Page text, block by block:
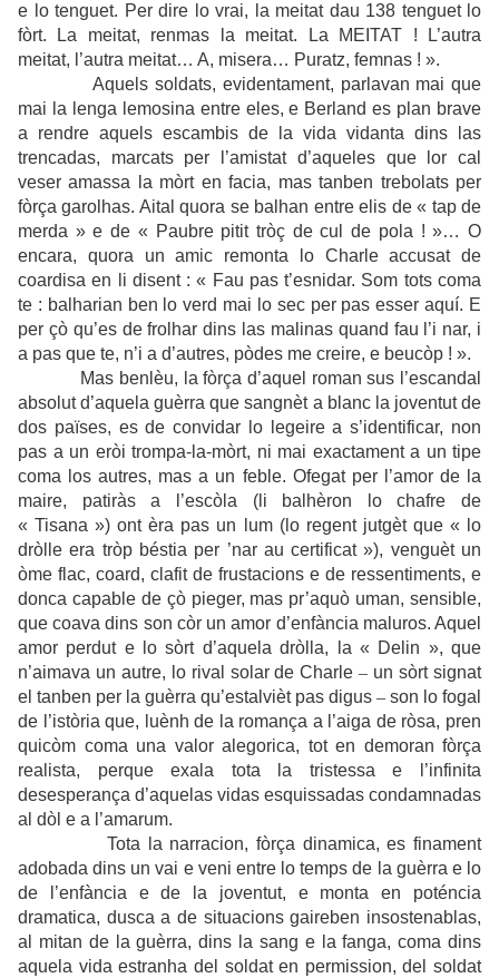
e lo tenguet. Per dire lo vrai, la meitat dau 138 tenguet lo
fòrt. La meitat, renmas la meitat. La MEITAT ! L’autra
meitat, l’autra meitat… A, misera… Puratz, femnas ! ».
Aquels soldats, evidentament, parlavan mai que
mai la lenga lemosina entre eles, e Berland es plan brave
a rendre aquels escambis de la vida vidanta dins las
trencadas, marcats per l’amistat d’aqueles que lor cal
veser amassa la mòrt en facia, mas tanben trebolats per
fòrça garolhas. Aital quora se balhan entre elis de « tap de
merda » e de « Paubre pitit tròç de cul de pola ! »… O
encara, quora un amic remonta lo Charle accusat de
coardisa en li disent : « Fau pas t’esnidar. Som tots coma
te : balharian ben lo verd mai lo sec per pas esser aquí. E
per çò qu’es de frolhar dins las malinas quand fau l’i nar, i
a pas que te, n’i a d’autres, pòdes me creire, e beucòp ! ».
Mas benlèu, la fòrça d’aquel roman sus l’escandal
absolut d’aquela guèrra que sangnèt a blanc la joventut de
dos païses, es de convidar lo legeire a s’identificar, non
pas a un eròi trompa-la-mòrt, ni mai exactament a un tipe
coma los autres, mas a un feble. Ofegat per l’amor de la
maire, patiràs a l’escòla (li balhèron lo chafre de
« Tisana ») ont èra pas un lum (lo regent jutgèt que « lo
dròlle era tròp béstia per ’nar au certificat »), venguèt un
òme flac, coard, clafit de frustacions e de ressentiments, e
donca capable de çò pieger, mas pr’aquò uman, sensible,
que coava dins son còr un amor d’enfància maluros. Aquel
amor perdut e lo sòrt d’aquela dròlla, la « Delin », que
n’aimava un autre, lo rival solar de Charle– un sòrt signat
el tanben per la guèrra qu’estalvièt pas digus – son lo fogal
de l’istòria que, luènh de la romança a l’aiga de ròsa, pren
quicòm coma una valor alegorica, tot en demoran fòrça
realista, perque exala tota la tristessa e l’infinita
desesperança d’aquelas vidas esquissadas condamnadas
al dòl e a l’amarum.
Tota la narracion, fòrça dinamica, es finament
adobada dins un vai e veni entre lo temps de la guèrra e lo
de l’enfància e de la joventut, e monta en poténcia
dramatica, dusca a de situacions gaireben insostenablas,
al mitan de la guèrra, dins la sang e la fanga, coma dins
aquela vida estranha del soldat en permission, del soldat